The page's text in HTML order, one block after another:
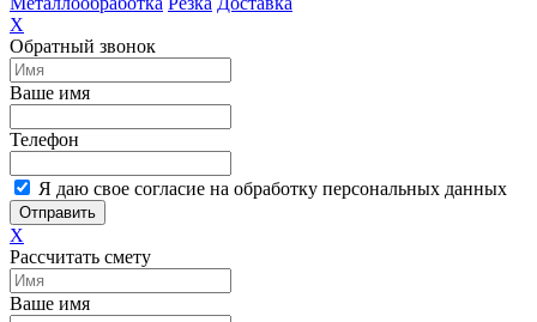
X
Обратный звонок
Ваше имя
Телефон
Я даю свое согласие на обработку персональных данных
Отправить
X
Рассчитать смету
Ваше имя